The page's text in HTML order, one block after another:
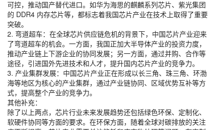
可控，推动国产替代进口。如华为海思的麒麟系列芯片、紫光集团
的 DDR4 内存芯片等，都标志着我国芯片产业在技术上取得了重要
突破。
2. 弯道超车：在全球芯片供应链危机的背景下，中国芯片产业迎来
了弯道超车的机会。一方面，我国正加大半导体产业的投资力度，
推动产业链上下游企业的协同发展；另一方面，通过并购、合作等
途径，引进国外先进技术和人才，提升国内芯片产业的竞争力。
3. 产业集群发展：中国芯片产业正在形成以长三角、珠三角、环渤
海等地区为核心的产业集群，通过产业链协同、区域优势互补等方
式，提高整个产业的竞争力。
其他补充：
除了以上两点，芯片行业未来发展趋势还包括绿色环保、定制化、
软硬件协同等方面的要求。在环保方面，随着全球对碳排放的关注